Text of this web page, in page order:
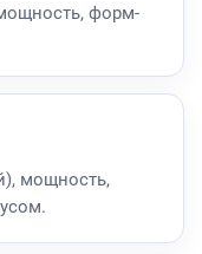
форм-
мощность,